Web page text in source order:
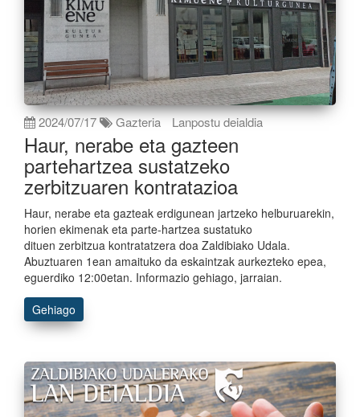
2024/07/17 Gazteria Lanpostu deialdia
Haur, nerabe eta gazteen
partehartzea sustatzeko
zerbitzuaren kontratazioa
Haur, nerabe eta gazteak erdigunean jartzeko helburuarekin,
horien ekimenak eta parte-hartzea sustatuko
dituen zerbitzua kontratatzera doa Zaldibiako Udala.
Abuztuaren 1ean amaituko da eskaintzak aurkezteko epea,
eguerdiko 12:00etan. Informazio gehiago, jarraian.
Gehiago